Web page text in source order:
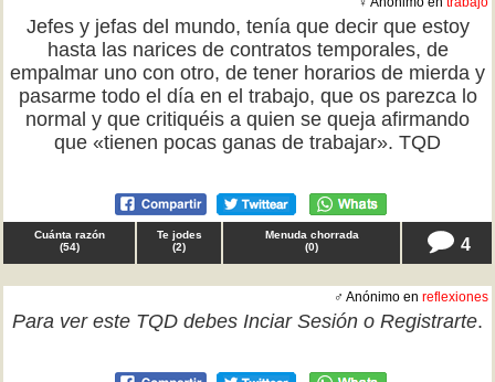
Jefes y jefas del mundo, tenía que decir que estoy
hasta las narices de contratos temporales, de
empalmar uno con otro, de tener horarios de mierda y
pasarme todo el día en el trabajo, que os parezca lo
normal y que critiquéis a quien se queja afirmando
que «tienen pocas ganas de trabajar». TQD
Cuánta razón
(54)
Te jodes
(2)
Menuda chorrada
(0) 4
♂ Anónimo en reflexiones
Para ver este TQD debes Inciar Sesión o Registrarte.